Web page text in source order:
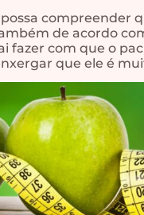
compreender
de acordo
fazer com que o
que ele é